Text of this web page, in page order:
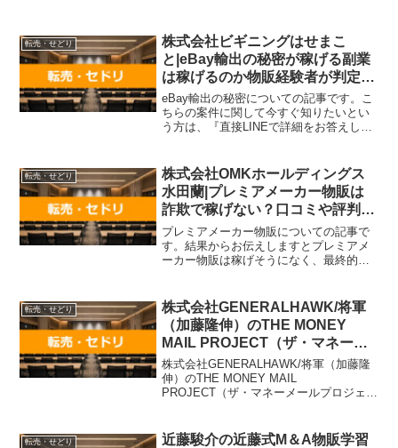
転売・せどり
株式会社ビギニングはせまこ
と|eBay輸出の秘密が稼げる副業
は稼げるのか物販経験者が判定！
口コミや評判を徹底レビュー！
eBay輸出の秘密についての記事です。こ
ちらの案件に関して今すぐ知りたいとい
う方は、『直接LINEで詳細をお答えしま
自分が実際にやっていて、稼げている案
件を無料でプレゼ...
転売・せどり
株式会社OMKホールディングス
水田蘭|プレミアメーカー物販は
詐欺で稼げない？口コミや評判を
徹底調査しました！
プレミアメーカー物販についての記事で
す。結果からお伝えしますとプレミアメ
ーカー物販は稼げそうになく、最終的に
らの案件に関して今すぐ知りたいという
方は、『直接LINEで詳...
転売・せどり
株式会社GENERALHAWK/将軍
（加藤隆伸）のTHE MONEY
MAIL PROJECT（ザ・マネーメ
ールプロジェクト）は詐欺？口コ
ミ評判は？高額スクール
「SHIFT（シフト）」の実態を解
株式会社GENERALHAWK/将軍（加藤隆
伸）のTHE MONEY MAIL
PROJECT（ザ・マネーメールプロジェク
軍（加藤隆伸）のTHE MONEY M...
転売・せどり
近藤駿介の近藤式M＆A物販学習